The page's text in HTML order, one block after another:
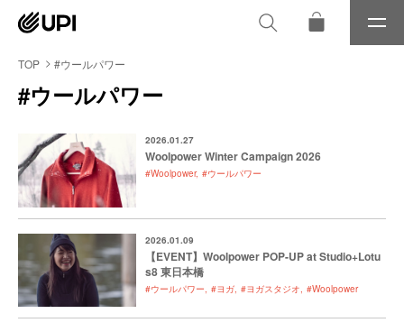
メ
ニ
TOP #ウールパワー
#ウールパワー
2026.01.27
Woolpower Winter Campaign 2026
#Woolpower #ウールパワー
2026.01.09
【EVENT】Woolpower POP-UP at Studio+Lotu
s8 東日本橋
#ウールパワー #ヨガ #ヨガスタジオ #Woolpower